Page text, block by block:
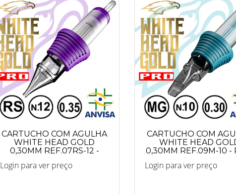
CARTUCHO COM AGULHA
WHITE HEAD GOLD
0,30MM REF.07RS-12 -
Login para ver preço
CARTUCHO COM
WHITE HEAD
0,30MM REF.09M-10 -
Login para ver preço